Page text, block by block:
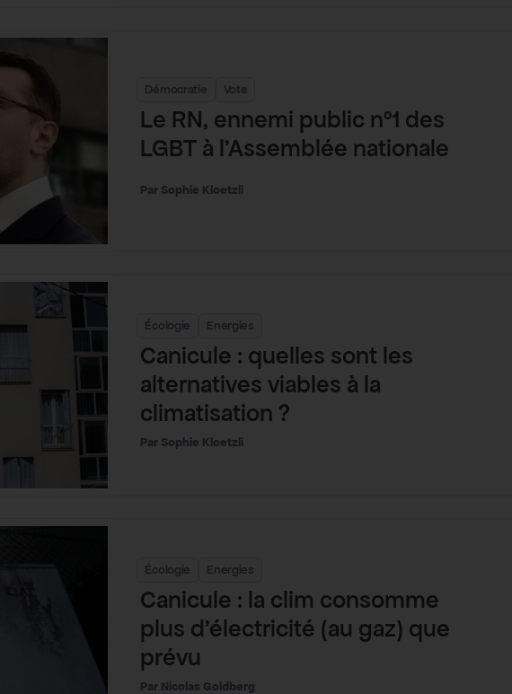
Démocratie Vote
Le RN, ennemi public n°1 des
LGBT à l’Assemblée nationale
Sophie Kloetzli
Écologie Energies
Canicule : quelles sont les
alternatives viables à la
climatisation ?
Sophie Kloetzli
Écologie Energies
Canicule : la clim consomme
plus d’électricité (au gaz) que
prévu
Nicolas Goldberg